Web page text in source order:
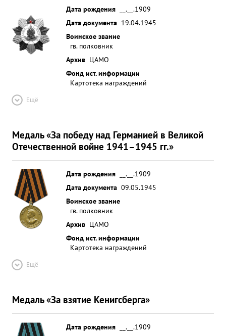
Дата рождения
__.__.1909
Дата документа 19.04.1945
Воинское звание
гв. полковник
Архив ЦАМО
Фонд ист. информации
Картотека награждений
Ещё
Медаль «За победу над Германией в Великой
Отечественной войне 1941–1945 гг.»
Дата рождения
__.__.1909
Дата документа 09.05.1945
Воинское звание
гв. полковник
Архив ЦАМО
Фонд ист. информации
Картотека награждений
Ещё
Медаль «За взятие Кенигсберга»
Дата рождения
__.__.1909